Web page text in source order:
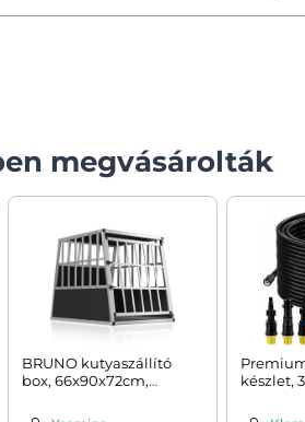
megvásárolták
BRUNO kutyaszállító
box, 66x90x72cm,
készlet,